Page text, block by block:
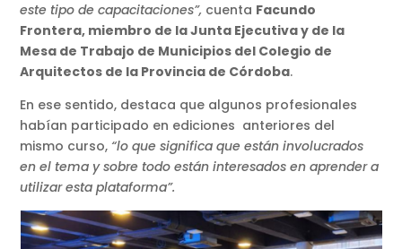
este tipo de capacitaciones”, cuenta Facundo
Frontera, miembro de la Junta Ejecutiva y de la
Mesa de Trabajo de Municipios del Colegio de
Arquitectos de la Provincia de Córdoba.
En ese sentido, destaca que algunos profesionales
habían participado en ediciones anteriores del
mismo curso, “lo que significa que están involucrados
en el tema y sobre todo están interesados en aprender a
utilizar esta plataforma”.